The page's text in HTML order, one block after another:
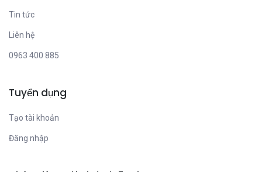
Tin tức
Liên hệ
0963 400 885
Tuyển dụng
Tạo tài khoản
Đăng nhập